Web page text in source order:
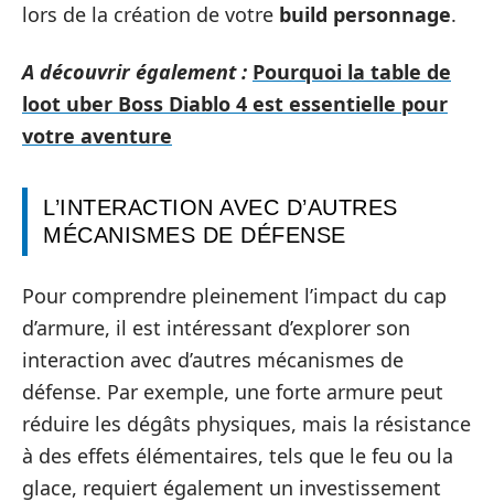
lors de la création de votre build personnage.
A découvrir également : Pourquoi la table de
loot uber Boss Diablo 4 est essentielle pour
votre aventure
L’INTERACTION AVEC D’AUTRES
MÉCANISMES DE DÉFENSE
Pour comprendre pleinement l’impact du cap
d’armure, il est intéressant d’explorer son
interaction avec d’autres mécanismes de
défense. Par exemple, une forte armure peut
réduire les dégâts physiques, mais la résistance
à des effets élémentaires, tels que le feu ou la
glace, requiert également un investissement